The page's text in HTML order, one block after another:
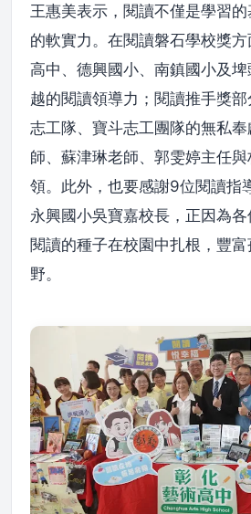
王惠美表示，閱讀不僅是學習
的軟實力。在閱讀磐石學校獎
高中、德興國小、南鎮國小及
越的閱讀領導力；閱讀推手獎
志工隊、寶斗志工團隊的無私
師、蘇津琳老師、郭雯婷主任
領。此外，也要感謝9位閱讀指
永興國小吳寶嘉校長，正因為
閱讀的種子在校園中扎根，豐
野。